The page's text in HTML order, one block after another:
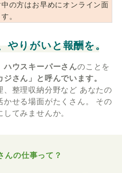
の方はお早めにオンライン面
。
やりがいと報酬を。
ハウスキーパーさんのことを
ジさん」と呼んでいます。
、整理収納分野など あなたの
かせる場面がたくさん。
その
てみませんか。
んの仕事って？